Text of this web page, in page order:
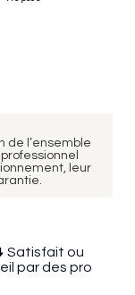
de l’ensemble
leur
Satisfait ou
par des pro